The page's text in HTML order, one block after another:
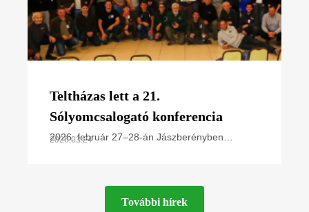
Teltházas lett a 21.
Sólyomcsalogató konferencia
2026. február 27–28-án Jászberényben
2026.03.24
További hírek